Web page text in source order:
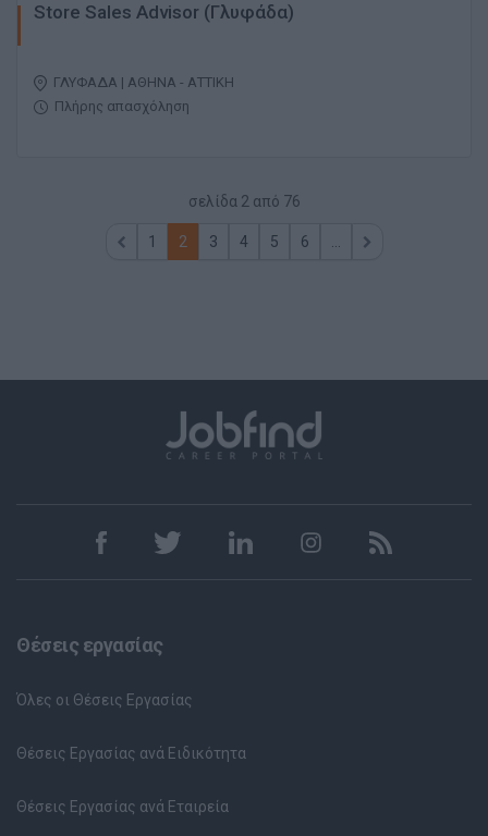
Store Sales Advisor (Γλυφάδα)
ΓΛΥΦΑΔΑ | ΑΘΗΝΑ - ΑΤΤΙΚΗ
Πλήρης απασχόληση
σελίδα 2 από 76
1 2 3 4 5 6 ...
Θέσεις εργασίας
Όλες οι Θέσεις Εργασίας
Θέσεις Εργασίας ανά Ειδικότητα
Θέσεις Εργασίας ανά Εταιρεία